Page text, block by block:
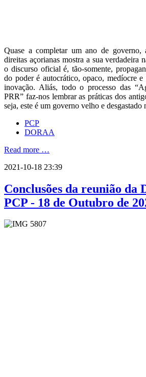
Quase a completar um ano de governo,
direitas açorianas mostra a sua verdadeira
o discurso oficial é, tão-somente,
do poder é autocrático, opaco, medíocre
inovação. Aliás, todo o processo das
PRR” faz-nos lembrar as práticas dos
seja, este é um governo velho e desgastado
PCP
DORAA
Read more …
2021-10-18 23:39
Conclusões da reunião da
PCP - 18 de Outubro de